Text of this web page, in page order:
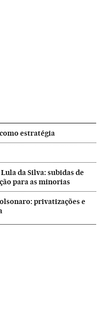
estratégia
da Silva: subidas de
para as minorias
privatizações e